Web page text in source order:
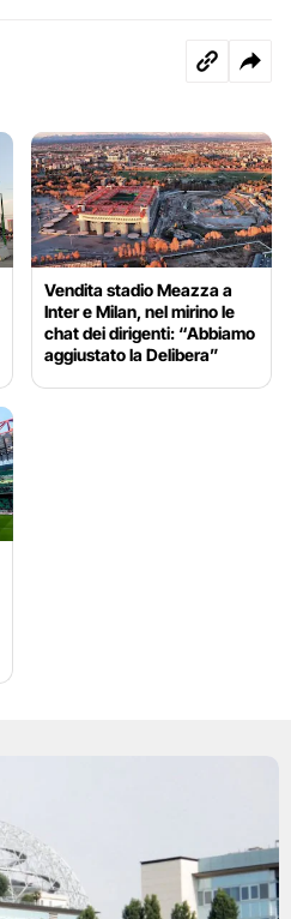
Vendita stadio Meazza a
Inter e Milan, nel mirino le
chat dei dirigenti: “Abbiamo
aggiustato la Delibera”